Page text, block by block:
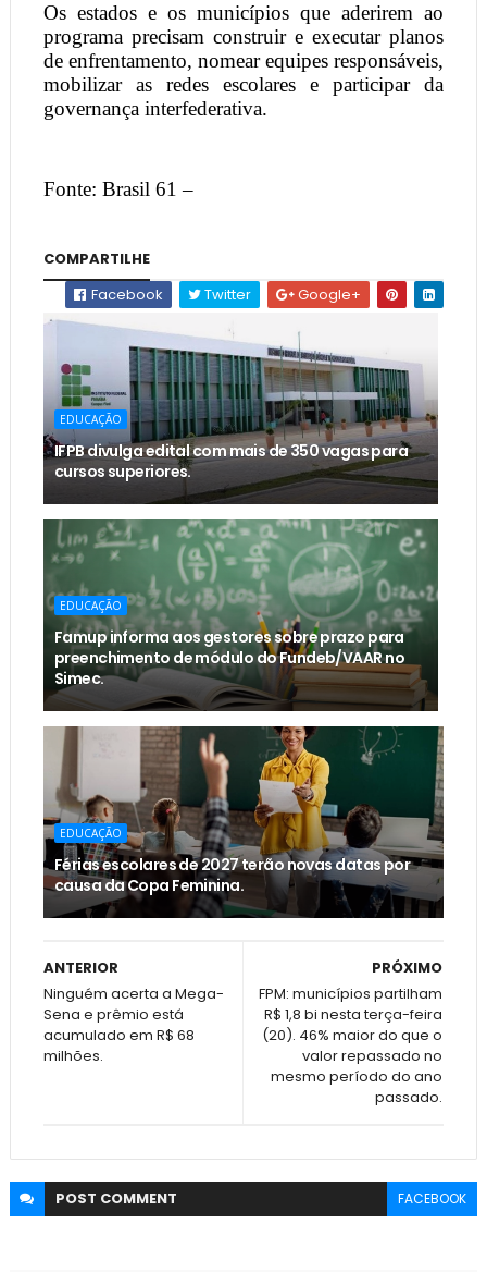
Os estados e os municípios que aderirem ao
programa precisam construir e executar planos
de enfrentamento, nomear equipes responsáveis,
mobilizar as redes escolares e participar da
governança interfederativa.
Fonte: Brasil 61 –
COMPARTILHE
Facebook
Twitter Google+
EDUCAÇÃO
IFPB divulga edital com mais de 350 vagas para
cursos superiores.
EDUCAÇÃO
Famup informa aos gestores sobre prazo para
preenchimento de módulo do Fundeb/VAAR no
Simec.
EDUCAÇÃO
Férias escolares de 2027 terão novas datas por
causa da Copa Feminina.
PRÓXIMO
FPM: municípios partilham
R$ 1,8 bi nesta terça-feira
(20). 46% maior do que o
valor repassado no
mesmo período do ano
passado.
ANTERIOR
Ninguém acerta a Mega-
Sena e prêmio está
acumulado em R$ 68
milhões.
POST COMMENT FACEBOOK